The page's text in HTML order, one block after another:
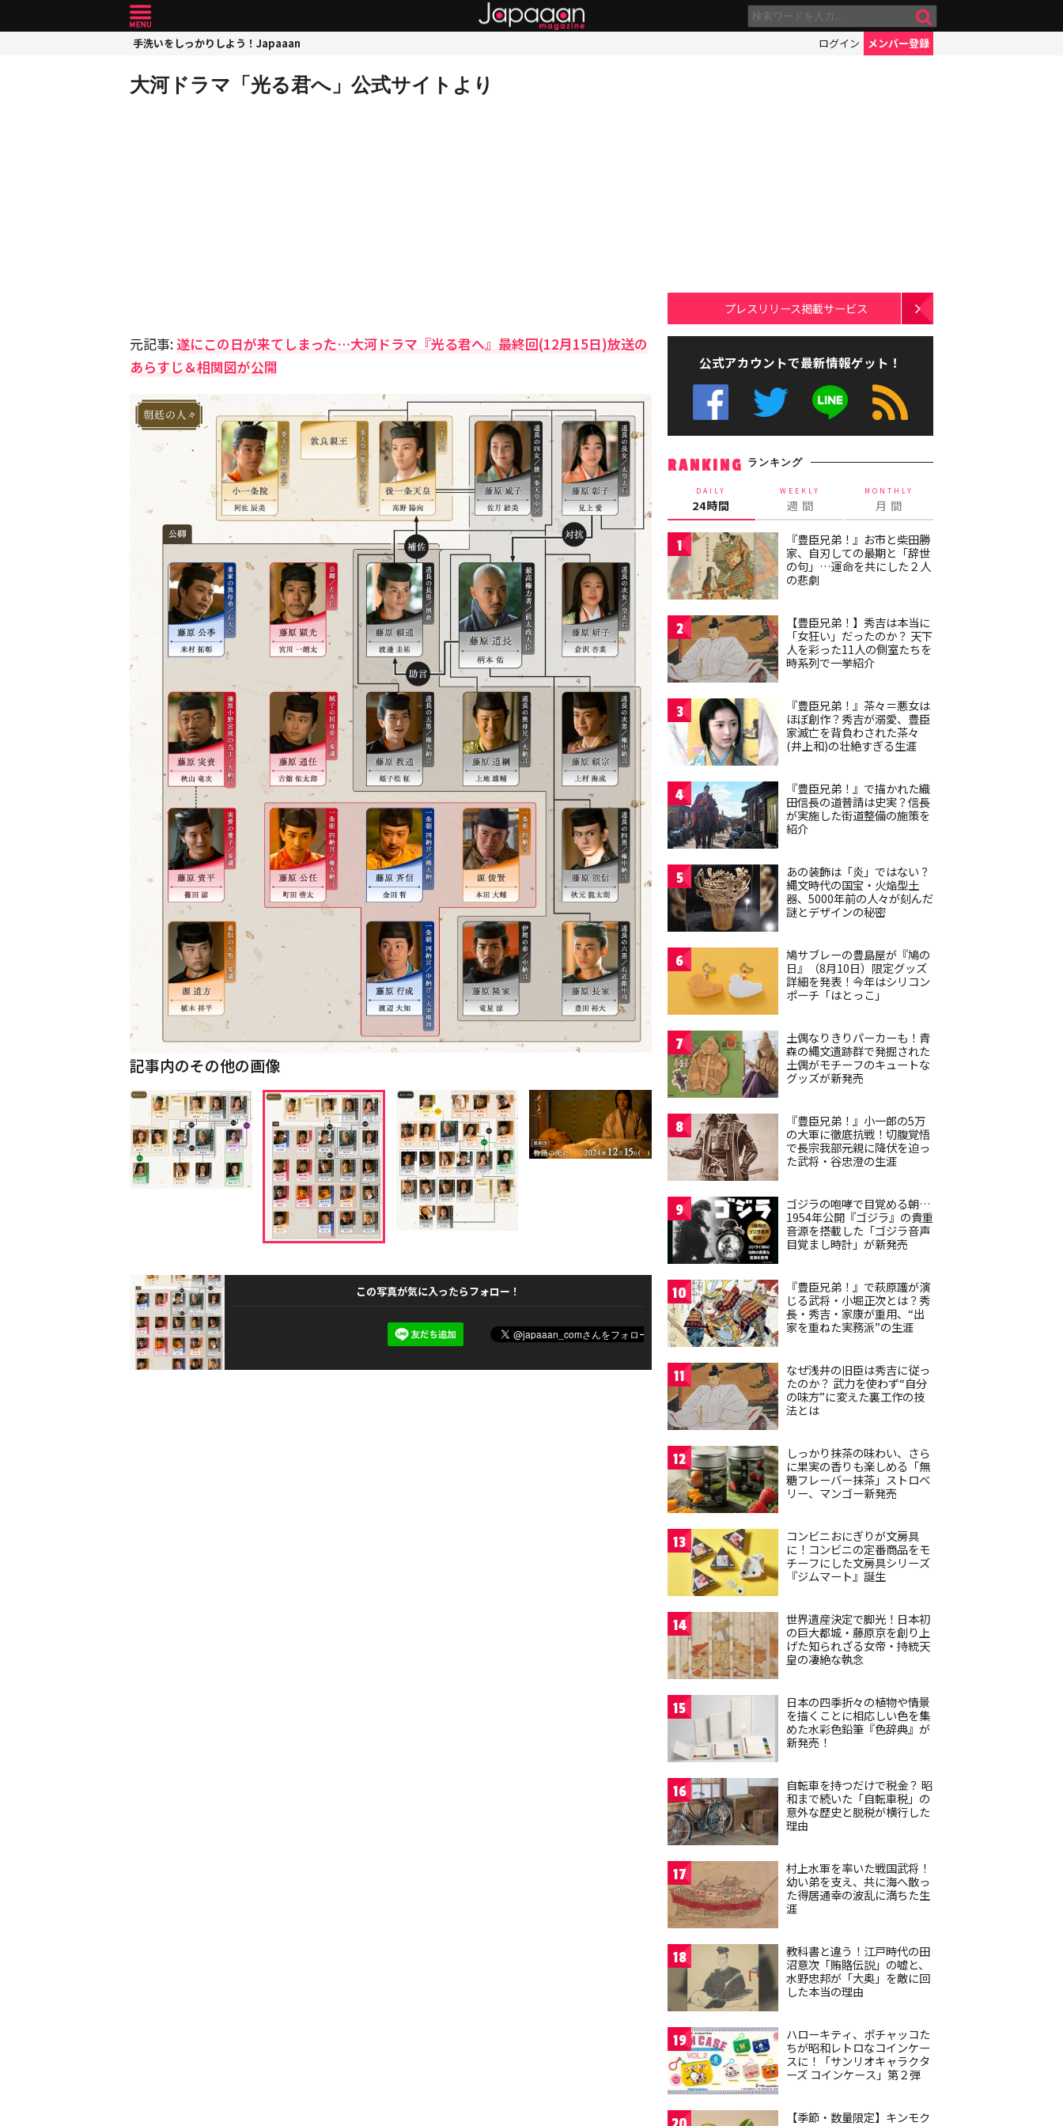
手洗いをしっかりしよう！Japaaan ログイン メンバー登録
大河ドラマ「光る君へ」公式サイトより
元記事:遂にこの日が来てしまった…大河ドラマ『光る君へ』最終回(12月15日)放送の
あらすじ＆相関図が公開
記事内のその他の画像
この写真が気に入ったらフォロー！
プレスリリース掲載サービス
公式アカウントで最新情報ゲット！
RANKING ランキング
DAILY
24時間
WEEKLY
週 間
MONTHLY
月 間
1
『豊臣兄弟！』お市と柴田勝
家、自刃しての最期と「辞世
の句」…運命を共にした２人
の悲劇
2
【豊臣兄弟！】秀吉は本当に
「女狂い」だったのか？ 天下
人を彩った11人の側室たちを
時系列で一挙紹介
3
『豊臣兄弟！』茶々＝悪女は
ほぼ創作？秀吉が溺愛、豊臣
家滅亡を背負わされた茶々
(井上和)の壮絶すぎる生涯
4
『豊臣兄弟！』で描かれた織
田信長の道普請は史実？信長
が実施した街道整備の施策を
紹介
5
あの装飾は「炎」ではない？
縄文時代の国宝・火焔型土
器、5000年前の人々が刻んだ
謎とデザインの秘密
6
鳩サブレーの豊島屋が『鳩の
日』（8月10日）限定グッズ
詳細を発表！今年はシリコン
ポーチ「はとっこ」
7
土偶なりきりパーカーも！青
森の縄文遺跡群で発掘された
土偶がモチーフのキュートな
グッズが新発売
8
『豊臣兄弟！』小一郎の5万
の大軍に徹底抗戦！切腹覚悟
で長宗我部元親に降伏を迫っ
た武将・谷忠澄の生涯
9
ゴジラの咆哮で目覚める朝…
1954年公開『ゴジラ』の貴重
音源を搭載した「ゴジラ音声
目覚まし時計」が新発売
10
『豊臣兄弟！』で萩原護が演
じる武将・小堀正次とは？秀
長・秀吉・家康が重用、“出
家を重ねた実務派”の生涯
11
なぜ浅井の旧臣は秀吉に従っ
たのか？ 武力を使わず“自分
の味方”に変えた裏工作の技
法とは
12
しっかり抹茶の味わい、さら
に果実の香りも楽しめる「無
糖フレーバー抹茶」ストロベ
リー、マンゴー新発売
13
コンビニおにぎりが文房具
に！コンビニの定番商品をモ
チーフにした文房具シリーズ
『ジムマート』誕生
14
世界遺産決定で脚光！日本初
の巨大都城・藤原京を創り上
げた知られざる女帝・持統天
皇の凄絶な執念
15
日本の四季折々の植物や情景
を描くことに相応しい色を集
めた水彩色鉛筆『色辞典』が
新発売！
16
自転車を持つだけで税金？ 昭
和まで続いた「自転車税」の
意外な歴史と脱税が横行した
理由
17
村上水軍を率いた戦国武将！
幼い弟を支え、共に海へ散っ
た得居通幸の波乱に満ちた生
涯
18
教科書と違う！江戸時代の田
沼意次「賄賂伝説」の嘘と、
水野忠邦が「大奥」を敵に回
した本当の理由
19
ハローキティ、ポチャッコた
ちが昭和レトロなコインケー
スに！「サンリオキャラクタ
ーズ コインケース」第２弾
【季節・数量限定】キンモク